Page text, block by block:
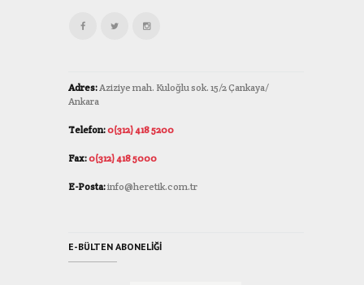
Adres:Aziziye mah. Kuloğlu sok. 15/2 Çankaya/
Ankara
Telefon:0(312) 418 5200
Fax:0(312) 418 5000
E-Posta:info@heretik.com.tr
E-BÜLTEN ABONELIĞI